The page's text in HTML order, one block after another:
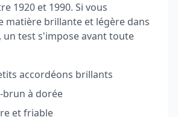
1920 et 1990. Si vous
matière brillante et légère dans
test s'impose avant toute
accordéons brillants
brun à dorée
et friable